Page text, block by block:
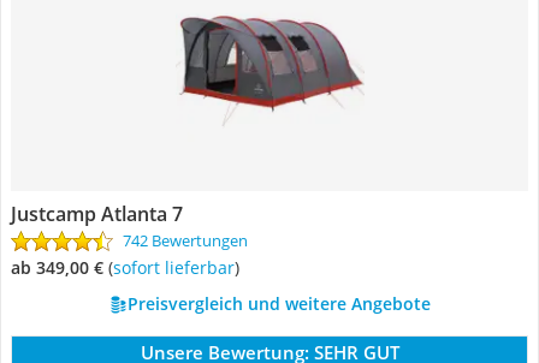
Justcamp Atlanta 7
742 Bewertungen
ab 349,00 € ( Sofort lieferbar)
Preisvergleich und weitere Angebote
Unsere Bewertung: SEHR GUT